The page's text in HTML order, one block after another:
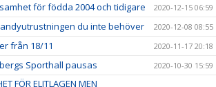
för födda 2004 och tidigare 2020-12-15 06:59
du inte behöver 2020-12-08 08:55
från 18/11 2020-11-17 20:18
Sporthall pausas 2020-10-30 15:59
FÖR ELITLAGEN MEN